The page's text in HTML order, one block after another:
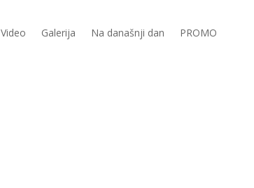
Video Galerija Na današnji dan PROMO